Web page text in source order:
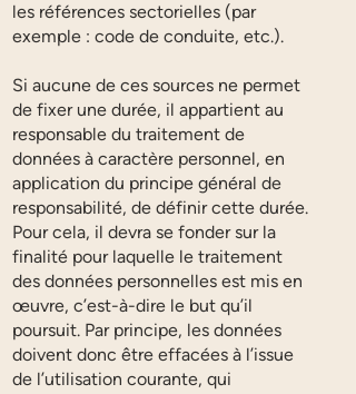
les références sectorielles (par
exemple : code de conduite, etc.).
Si aucune de ces sources ne permet
de fixer une durée, il appartient au
responsable du traitement de
données à caractère personnel, en
application du principe général de
responsabilité, de définir cette durée.
Pour cela, il devra se fonder sur la
finalité pour laquelle le traitement
des données personnelles est mis en
œuvre, c’est-à-dire le but qu’il
poursuit. Par principe, les données
doivent donc être effacées à l’issue
de l’utilisation courante, qui